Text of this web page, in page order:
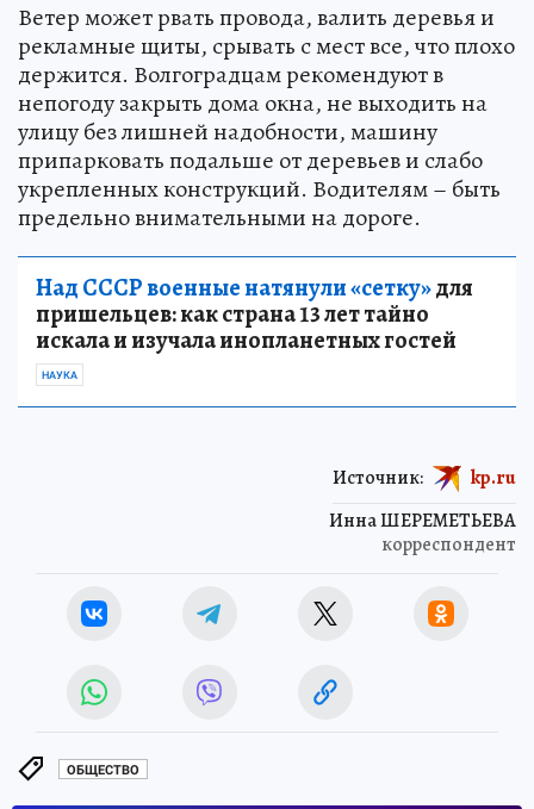
Ветер может рвать провода, валить деревья и
рекламные щиты, срывать с мест все, что плохо
держится. Волгоградцам рекомендуют в
непогоду закрыть дома окна, не выходить на
улицу без лишней надобности, машину
припарковать подальше от деревьев и слабо
укрепленных конструкций. Водителям – быть
предельно внимательными на дороге.
Над СССР военные натянули «сетку»для
пришельцев: как страна 13 лет тайно
искала и изучала инопланетных гостей
НАУКА
Инна ШЕРЕМЕТЬЕВА
корреспондент
Источник: kp.ru
ОБЩЕСТВО